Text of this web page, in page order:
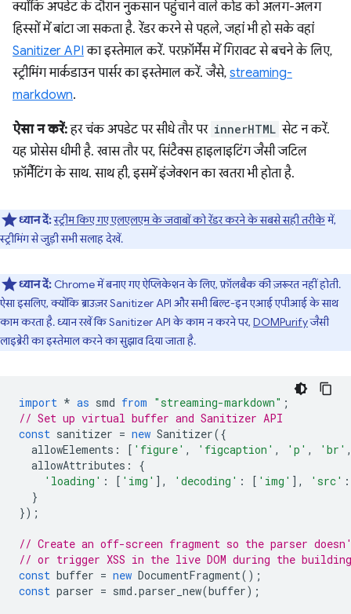
क्योंकि अपडेट के दौरान नुकसान पहुंचाने वाले कोड को अलग-अलग
हिस्सों में बांटा जा सकता है. रेंडर करने से पहले, जहां भी हो सके वहां
Sanitizer API का इस्तेमाल करें. परफ़ॉर्मेंस में गिरावट से बचने के लिए,
स्ट्रीमिंग मार्कडाउन पार्सर का इस्तेमाल करें. जैसे, streaming-
markdown.
ऐसा न करें:हर चंक अपडेट पर सीधे तौर पर innerHTML सेट न करें.
यह प्रोसेस धीमी है. खास तौर पर, सिंटैक्स हाइलाइटिंग जैसी जटिल
फ़ॉर्मैटिंग के साथ. साथ ही, इसमें इंजेक्शन का खतरा भी होता है.
ध्यान दें:स्ट्रीम किए गए एलएलएम के जवाबों को रेंडर करने के सबसे सही तरीकेमें,
स्ट्रीमिंग से जुड़ी सभी सलाह देखें.
ध्यान दें: Chrome में बनाए गए ऐप्लिकेशन के लिए, फ़ॉलबैक की ज़रूरत नहीं होती.
ऐसा इसलिए, क्योंकि ब्राउज़र Sanitizer API और सभी बिल्ट-इन एआई एपीआई के साथ
काम करता है. ध्यान रखें कि Sanitizer API के काम न करने पर, DOMPurifyजैसी
लाइब्रेरी का इस्तेमाल करने का सुझाव दिया जाता है.
import * as smd from "streaming-markdown" ;
// Set up virtual buffer and Sanitizer API
const sanitizer = new Sanitizer({
allowElements : [ 'figure' , 'figcaption' , 'p' , 'br'
allowAttributes :
{
'loading' : [ 'img' ], 'decoding' : [ 'img' ], 'src' :
}
});
// Create an off-screen fragment so the parser
// or trigger XSS in the live DOM during the
const buffer = new DocumentFragment();
const parser = smd .parser_new(buffer);